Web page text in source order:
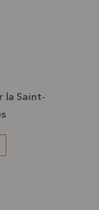
la Saint-